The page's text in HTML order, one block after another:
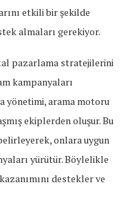
etkili bir şekilde
almaları gerekiyor.
pazarlama stratejilerini
kampanyaları
yönetimi, arama motoru
ekiplerden oluşur. Bu
onlara uygun
yürütür. Böylelikle
destekler ve